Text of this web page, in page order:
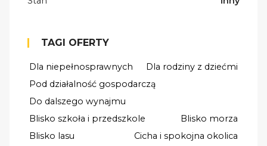
TAGI OFERTY
Dla niepełnosprawnych
Dla rodziny z dziećmi
Pod działalność gospodarczą
Do dalszego wynajmu
Blisko szkoła i przedszkole
Blisko morza
Blisko lasu
Cicha i spokojna okolica